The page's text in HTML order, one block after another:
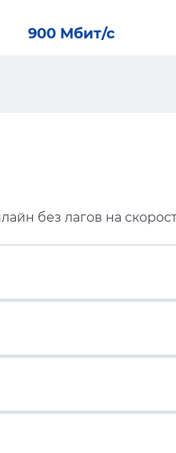
900 Мбит/с
без лагов на